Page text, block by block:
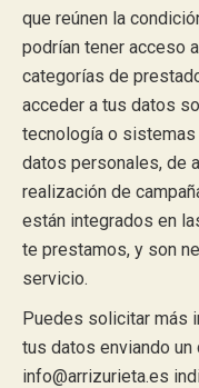
que reúnen la
podrían tener acceso
categorías de
acceder a tus datos
tecnología o
datos personales, de
realización de
están integrados en
te prestamos, y son
servicio.
Puedes solicitar más
tus datos enviando
info@arrizurieta.es